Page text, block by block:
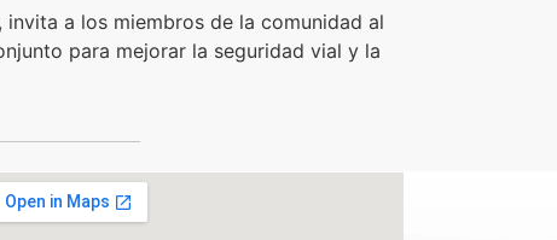
a los miembros de la comunidad al
para mejorar la seguridad vial y la